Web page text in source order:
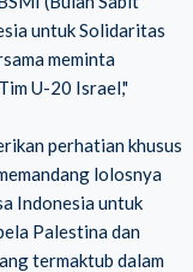
untuk Solidaritas
meminta
U-20 Israel,"
perhatian khusus
lolosnya
Indonesia untuk
Palestina dan
termaktub dalam